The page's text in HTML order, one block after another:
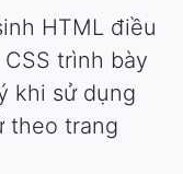
HTML điều
trình bày
khi sử dụng
theo trang